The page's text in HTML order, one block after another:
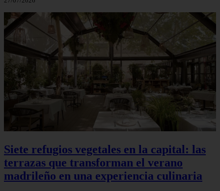
Siete refugios vegetales en la capital: las
terrazas que transforman el verano
madrileño en una experiencia culinaria